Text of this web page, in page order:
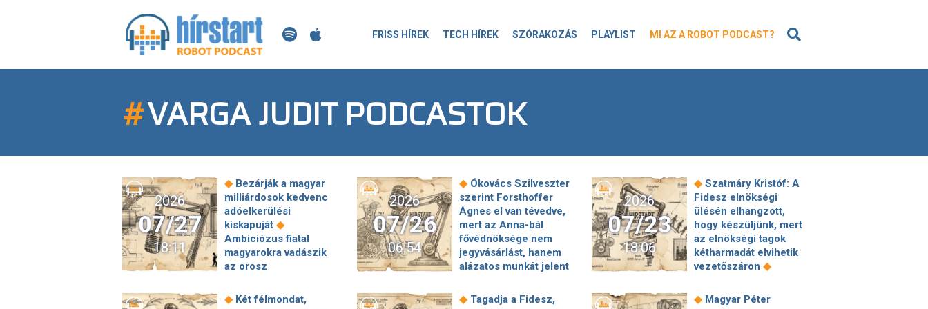
FRISS HÍREK TECH HÍREK SZÓRAKOZÁS PLAYLIST MI AZ A ROBOT PODCAST?
#VARGA JUDIT PODCASTOK
2026
07/27
18:11
◆ Bezárják a magyar
milliárdosok kedvenc
adóelkerülési
kiskapuját ◆
Ambiciózus fiatal
magyarokra vadászik
az orosz
egyik hírszerző még
2026
07/26
06:54
◆ Ókovács Szilveszter
szerint Forsthoffer
Ágnes el van tévedve,
mert az Anna-bál
fővédnöksége nem
jegyvásárlást, hanem
alázatos munkát jelent
35 fokos hőség lesz
2026
07/23
18:06
◆ Szatmáry Kristóf: A
Fidesz elnökségi
ülésén elhangzott,
hogy készüljünk, mert
az elnökségi tagok
kétharmadát elvihetik
vezetőszáron ◆
Viktorról: Nagyon
◆ Két félmondat,
◆ Tagadja a Fidesz,
◆ Magyar Péter